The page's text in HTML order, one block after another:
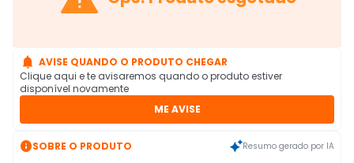
 AVISE QUANDO O PRODUTO CHEGAR
Clique aqui e te avisaremos quando o produto estiver
disponível novamente
ME AVISE
SOBRE O PRODUTO Resumo gerado por IA